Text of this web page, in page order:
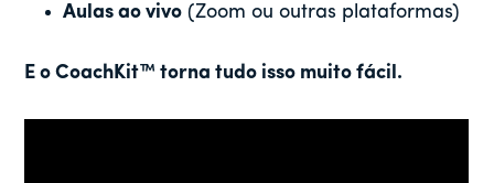
Aulas ao vivo (Zoom ou outras plataformas)
E o CoachKit™ torna tudo isso muito fácil.